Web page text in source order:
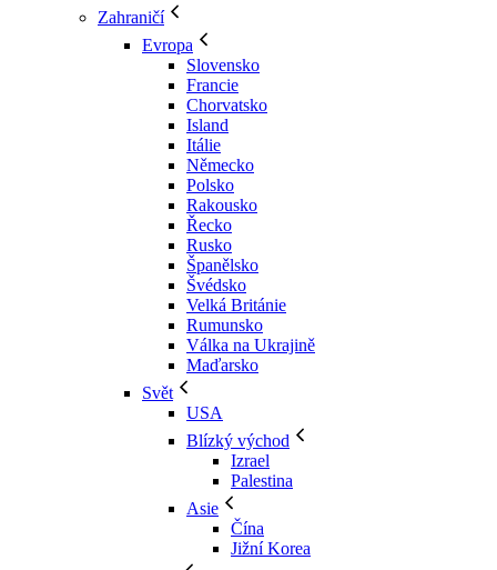
Zahraničí
Evropa
Slovensko
Francie
Chorvatsko
Island
Itálie
Německo
Polsko
Rakousko
Řecko
Rusko
Španělsko
Švédsko
Velká Británie
Rumunsko
Válka na Ukrajině
Maďarsko
Svět
USA
Blízký východ
Izrael
Palestina
Asie
Čína
Jižní Korea